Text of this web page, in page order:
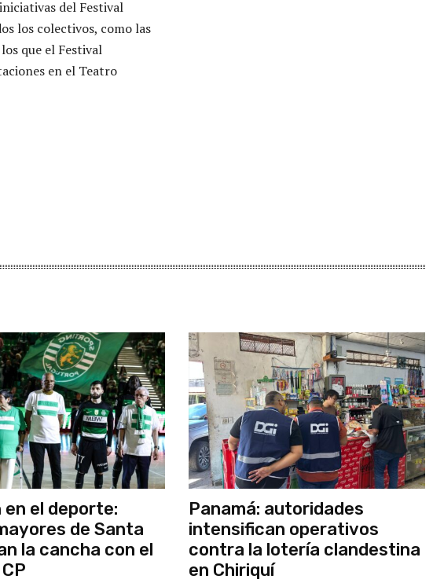
del Festival
los colectivos, como las
que el Festival
en el Teatro
en el deporte:
de Santa
la cancha con el
Panamá: autoridades
intensifican operativos
contra la lotería clandestina
en Chiriquí